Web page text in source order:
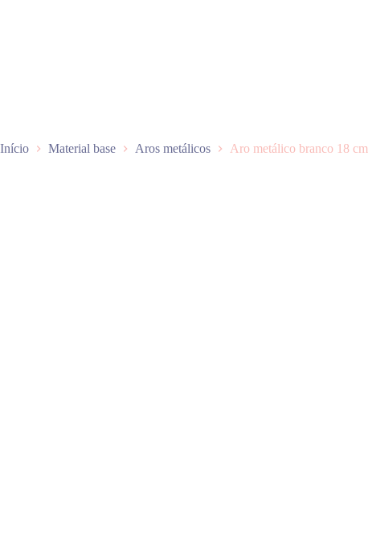
o
Início Material base Aros metálicos Aro metálico branco 18 cm